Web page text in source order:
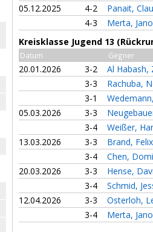
05.12.2025
4-2
Panait,
4-3
Merta,
Kreisklasse Jugend 13
Datum Gegner
20.01.2026 3-2
Al
3-3
Rachuba,
3-1
05.03.2026
3-3
3-4
Weißer,
13.03.2026
3-3
Brand,
3-4
Chen,
20.03.2026
3-3
Hense,
3-4
Schmid,
12.04.2026
3-3
Osterloh,
3-4
Merta,